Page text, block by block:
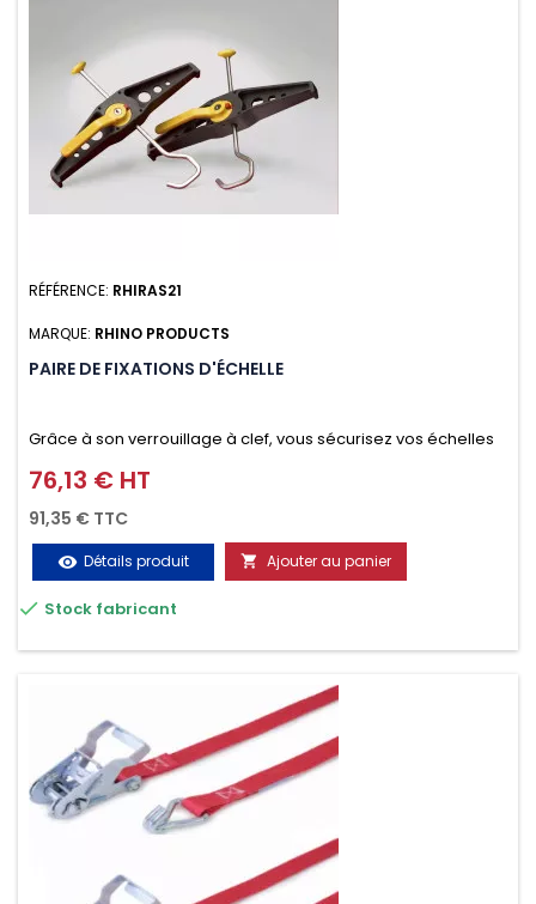
RÉFÉRENCE: RHIRAS21
MARQUE: RHINO PRODUCTS
PAIRE DE FIXATIONS D'ÉCHELLE
Grâce à son verrouillage à clef, vous sécurisez vos échelles
d'un seul geste aussi bien contre le vol que pendant le
transport. Référence vendue par paire.
Prix
76,13 € HT
91,35 € TTC
visibility Détails produit  Ajouter au panier
 Stock fabricant